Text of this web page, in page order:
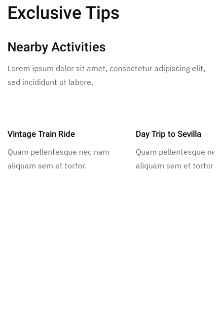
Exclusive Tips
Nearby Activities
Lorem ipsum dolor sit amet, consectetur adipiscing elit,
sed incididunt ut labore.
Vintage Train Ride
Quam pellentesque nec nam
aliquam sem et tortor.
Day Trip to Sevilla
Quam pellentesque
aliquam sem et tortor.